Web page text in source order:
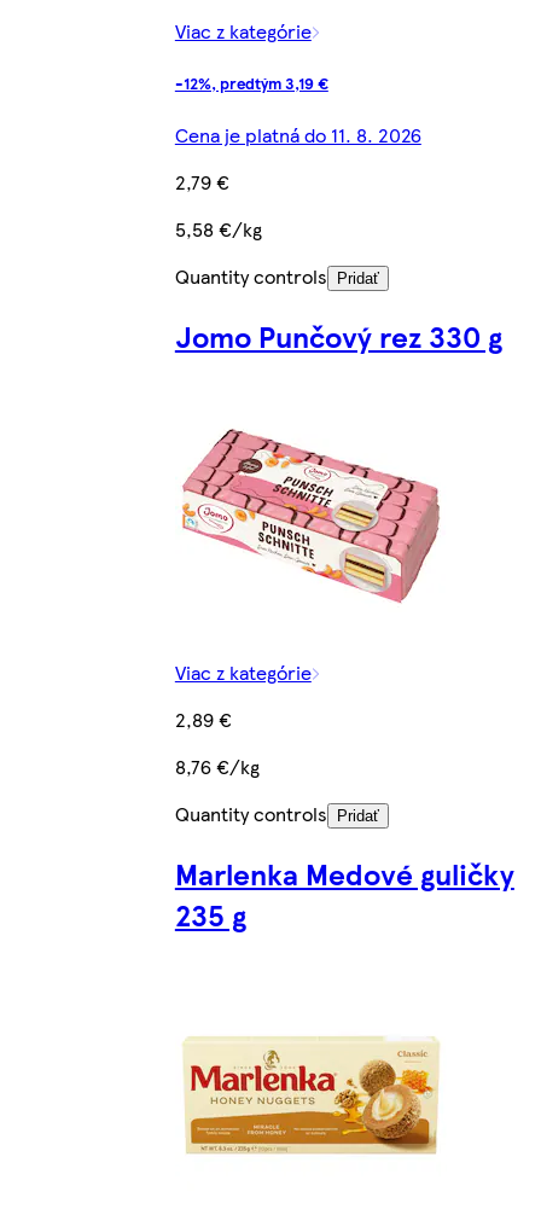
Viac z kategórie
-12%, predtým 3,19 €
Cena je platná do 11. 8. 2026
2,79 €
5,58 €/kg
Quantity controls
Pridať
Jomo Punčový rez 330 g
Viac z kategórie
2,89 €
8,76 €/kg
Quantity controls
Pridať
Marlenka Medové guličky
235 g